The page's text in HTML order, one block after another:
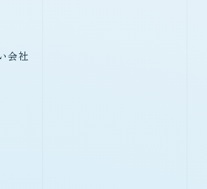
会社